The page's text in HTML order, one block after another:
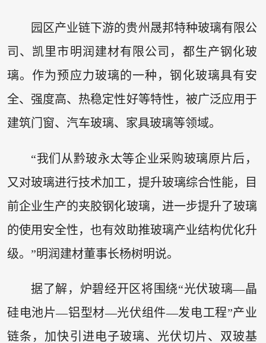
园区产业链下游的贵州晟邦特种玻璃有限公
司、凯里市明润建材有限公司，都生产钢化玻
璃。作为预应力玻璃的一种，钢化玻璃具有安
全、强度高、热稳定性好等特性，被广泛应用于
建筑门窗、汽车玻璃、家具玻璃等领域。
“我们从黔玻永太等企业采购玻璃原片后，
又对玻璃进行技术加工，提升玻璃综合性能，目
前企业生产的夹胶钢化玻璃，进一步提升了玻璃
的使用安全性，也有效助推玻璃产业结构优化升
级。”明润建材董事长杨树明说。
据了解，炉碧经开区将围绕“光伏玻璃—晶
硅电池片—铝型材—光伏组件—发电工程”产业
链条，加快引进电子玻璃、光伏切片、双玻基